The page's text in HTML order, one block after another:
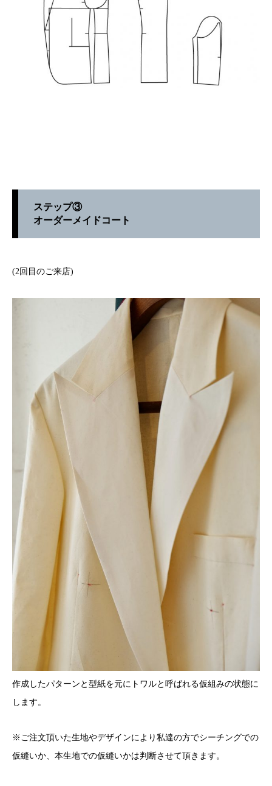
ステップ③
オーダーメイドコート
(2回目のご来店)
作成したパターンと型紙を元にトワルと呼ばれる仮組みの状態に
します。
※ご注文頂いた生地やデザインにより私達の方でシーチングでの
仮縫いか、本生地での仮縫いかは判断させて頂きます。